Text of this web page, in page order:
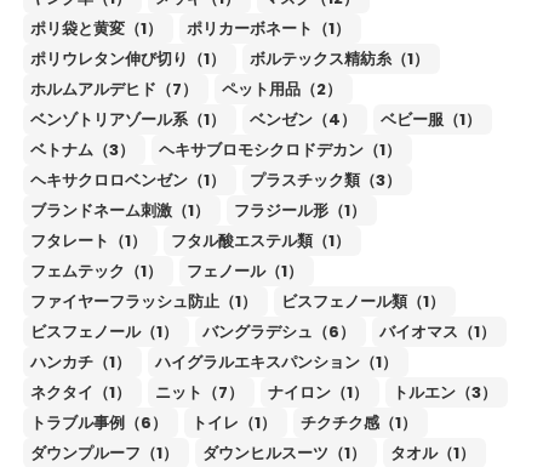
ポリ袋と黄変（1）
ポリカーボネート（1）
ポリウレタン伸び切り（1）
ボルテックス精紡糸（1）
ホルムアルデヒド（7）
ペット用品（2）
ベンゾトリアゾール系（1）
ベンゼン（4）
ベビー服（1）
ベトナム（3）
ヘキサブロモシクロドデカン（1）
ヘキサクロロベンゼン（1）
プラスチック類（3）
ブランドネーム刺激（1）
フラジール形（1）
フタレート（1）
フタル酸エステル類（1）
フェムテック（1）
フェノール（1）
ファイヤーフラッシュ防止（1）
ビスフェノール類（1）
ビスフェノール（1）
バングラデシュ（6）
バイオマス（1）
ハンカチ（1）
ハイグラルエキスパンション（1）
ネクタイ（1）
ニット（7） ナイロン（1）
トルエン（3）
トラブル事例（6）
トイレ（1）
チクチク感（1）
ダウンプルーフ（1）
ダウンヒルスーツ（1）
タオル（1）